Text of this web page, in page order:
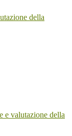
della
e valutazione della